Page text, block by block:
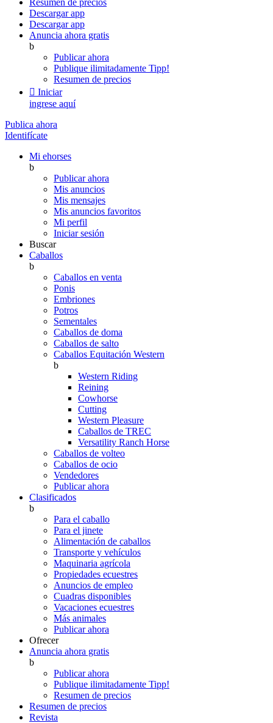
Resumen de precios
Descargar app
Descargar app
Anuncia ahora gratis
b
Publicar ahora
Publique ilimitadamente Tipp!
Resumen de precios
 Iniciar
ingrese aquí
Publica ahora
Identifícate
Mi ehorses
b
Publicar ahora
Mis anuncios
Mis mensajes
Mis anuncios favoritos
Mi perfil
Iniciar sesión
Buscar
Caballos
b
Caballos en venta
Ponis
Embriones
Potros
Sementales
Caballos de doma
Caballos de salto
Caballos Equitación Western
b
Western Riding
Reining
Cowhorse
Cutting
Western Pleasure
Caballos de TREC
Versatility Ranch Horse
Caballos de volteo
Caballos de ocio
Vendedores
Publicar ahora
Clasificados
b
Para el caballo
Para el jinete
Alimentación de caballos
Transporte y vehículos
Maquinaria agrícola
Propiedades ecuestres
Anuncios de empleo
Cuadras disponibles
Vacaciones ecuestres
Más animales
Publicar ahora
Ofrecer
Anuncia ahora gratis
b
Publicar ahora
Publique ilimitadamente Tipp!
Resumen de precios
Resumen de precios
Revista